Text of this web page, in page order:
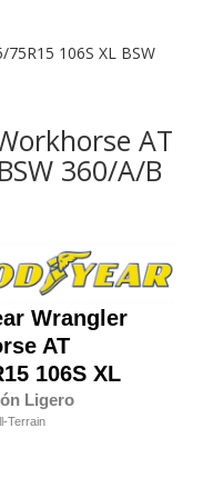
75R15 106S XL BSW
AT
360/A/B
Wrangler
AT
106S XL
Ligero
Terrain